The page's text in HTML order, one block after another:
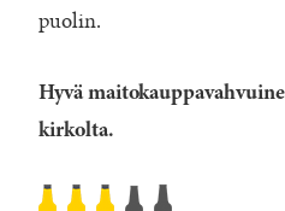
puolin.
Hyvä
kirkolta.
Humalove